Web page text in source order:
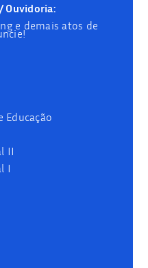
Ouvidoria:
e demais atos de
Educação
II
I